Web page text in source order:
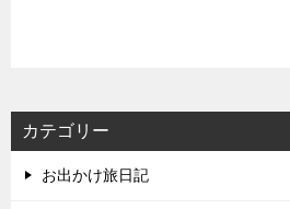
カテゴリー
お出かけ旅日記